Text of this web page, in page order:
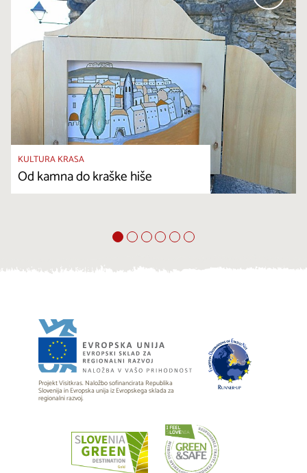
KULTURA KRASA
Od kamna do kraške hiše
Projekt Visitkras. Naložbo sofinancirata Republika
Slovenija in Evropska unija iz Evropskega sklada za
regionalni razvoj.